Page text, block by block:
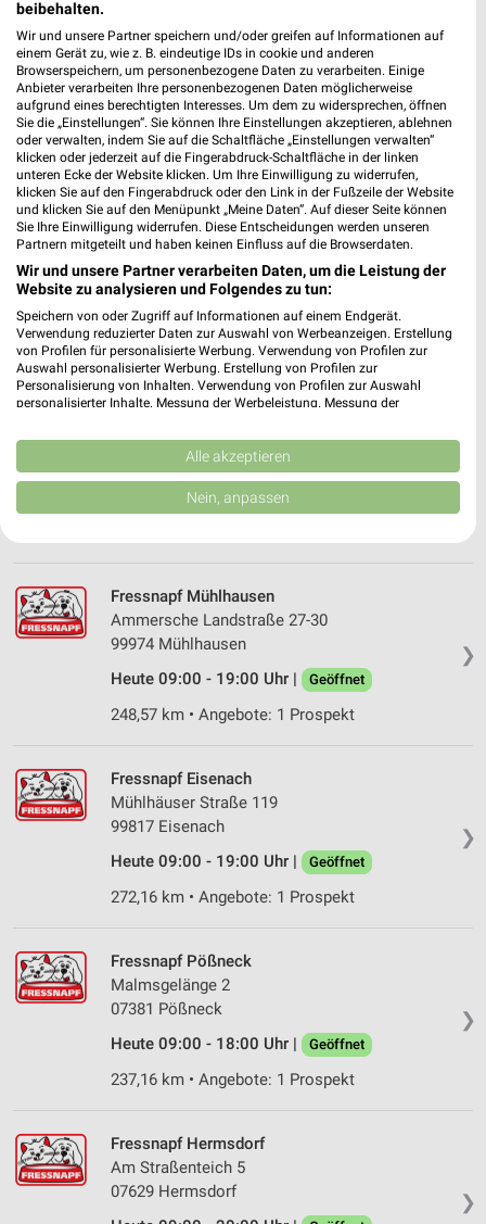
Fressnapf Rudolstadt
Schwarzburger Chaussee 59-61
07407 Rudolstadt
Heute 09:00 - 18:00 Uhr | Geöffnet
247,18 km • Angebote: 1 Prospekt
Fressnapf Jena II
Keßlerstraße 12
07745 Jena
Heute 09:00 - 20:00 Uhr | Geöffnet
219,06 km • Angebote: 1 Prospekt
❯
Fressnapf Saalfeld
Mittlerer Watzenbach 10
07318 Saalfeld
Heute 09:00 - 18:00 Uhr |
❯
Fressnapf Mühlhausen
Ammersche Landstraße 27-30
99974 Mühlhausen
Heute 09:00 - 19:00 Uhr |
Geöffnet
248,57 km • Angebote: 1 Prospekt
❯
Fressnapf Eisenach
Mühlhäuser Straße 119
99817 Eisenach
Heute 09:00 - 19:00 Uhr |
Geöffnet
272,16 km • Angebote: 1 Prospekt
❯
Fressnapf Pößneck
Malmsgelänge 2
07381 Pößneck
Heute 09:00 - 18:00 Uhr |
Geöffnet
237,16 km • Angebote: 1 Prospekt
❯
Fressnapf Hermsdorf
Am Straßenteich 5
07629 Hermsdorf
beibehalten.
Wir und unsere Partner speichern und/oder greifen auf Informationen auf
einem Gerät zu, wie z. B. eindeutige IDs in cookie und anderen
Browserspeichern, um personenbezogene Daten zu verarbeiten. Einige
Anbieter verarbeiten Ihre personenbezogenen Daten möglicherweise
aufgrund eines berechtigten Interesses. Um dem zu widersprechen, öffnen
Sie die „Einstellungen“. Sie können Ihre Einstellungen akzeptieren, ablehnen
oder verwalten, indem Sie auf die Schaltfläche „Einstellungen verwalten“
klicken oder jederzeit auf die Fingerabdruck-Schaltfläche in der linken
unteren Ecke der Website klicken. Um Ihre Einwilligung zu widerrufen,
klicken Sie auf den Fingerabdruck oder den Link in der Fußzeile der Website
und klicken Sie auf den Menüpunkt „Meine Daten“. Auf dieser Seite können
Sie Ihre Einwilligung widerrufen. Diese Entscheidungen werden unseren
Partnern mitgeteilt und haben keinen Einfluss auf die Browserdaten.
Wir und unsere Partner verarbeiten Daten, um die Leistung der
Website zu analysieren und Folgendes zu tun:
Speichern von oder Zugriff auf Informationen auf einem Endgerät.
Verwendung reduzierter Daten zur Auswahl von Werbeanzeigen. Erstellung
von Profilen für personalisierte Werbung. Verwendung von Profilen zur
Auswahl personalisierter Werbung. Erstellung von Profilen zur
Personalisierung von Inhalten. Verwendung von Profilen zur Auswahl
personalisierter Inhalte. Messung der Werbeleistung. Messung der
Kombinationen von Daten aus verschiedenen Quellen. Entwicklung und
Verbesserung der Angebote. Verwendung reduzierter Daten zur Auswahl
von Inhalten.
Daten können außerhalb der Europäischen Union weitergegeben und in die
USA gesendet werden.
Website/App.
Wir nutzen Ihre Daten für folgende Zwecke:
IAB-Verarbeitungszwecke:
Speichern von oder Zugriff auf Informationen
auf einem Endgerät
Verwendung reduzierter Daten zur Auswahl von
Erstellung von Profilen für personalisierte
Werbung
Verwendung von Profilen zur Auswahl
personalisierter Werbung
Verwendung von Profilen zur Auswahl
personalisierter Inhalte
Messung der Werbeleistung
Messung der Performance von Inhalten
Analyse von Zielgruppen durch Statistiken oder
Kombinationen von Daten aus verschiedenen
Quellen
Entwicklung und Verbesserung der Angebote
Alle akzeptieren
Nein, anpassen